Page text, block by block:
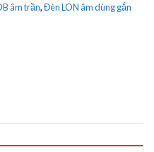
âm trần,Đèn LON âm dùng gắn